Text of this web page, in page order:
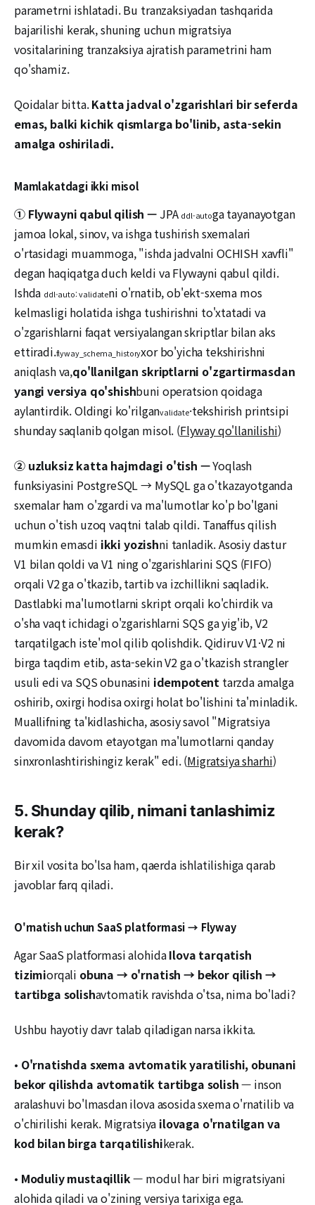
parametrni ishlatadi. Bu tranzaksiyadan tashqarida
bajarilishi kerak, shuning uchun migratsiya
vositalarining tranzaksiya ajratish parametrini ham
qo'shamiz.
Qoidalar bitta.Katta jadval o'zgarishlari bir seferda
emas, balki kichik qismlarga bo'linib, asta-sekin
amalga oshiriladi.
Mamlakatdagi ikki misol
① Flywayni qabul qilish — JPA ddl-autoga tayanayotgan
jamoa lokal, sinov, va ishga tushirish sxemalari
o'rtasidagi muammoga, "ishda jadvalni OCHISH xavfli"
degan haqiqatga duch keldi va Flywayni qabul qildi.
Ishda ddl-auto: validateni o'rnatib, ob'ekt-sxema mos
kelmasligi holatida ishga tushirishni to'xtatadi va
o'zgarishlarni faqat versiyalangan skriptlar bilan aks
ettiradi.flyway_schema_historyxor bo'yicha tekshirishni
aniqlash va,qo'llanilgan skriptlarni o'zgartirmasdan
yangi versiya qo'shishbuni operatsion qoidaga
aylantirdik. Oldingi ko'rilganvalidate·tekshirish printsipi
shunday saqlanib qolgan misol. (Flyway qo'llanilishi)
② uzluksiz katta hajmdagi o'tish —Yoqlash
funksiyasini PostgreSQL → MySQL ga o'tkazayotganda
sxemalar ham o'zgardi va ma'lumotlar ko'p bo'lgani
uchun o'tish uzoq vaqtni talab qildi. Tanaffus qilish
mumkin emasdi ikki yozishni tanladik. Asosiy dastur
V1 bilan qoldi va V1 ning o'zgarishlarini SQS (FIFO)
orqali V2 ga o'tkazib, tartib va izchillikni saqladik.
Dastlabki ma'lumotlarni skript orqali ko'chirdik va
o'sha vaqt ichidagi o'zgarishlarni SQS ga yig'ib, V2
tarqatilgach iste'mol qilib qolishdik. Qidiruv V1·V2 ni
birga taqdim etib, asta-sekin V2 ga o'tkazish strangler
usuli edi va SQS obunasini idempotent tarzda amalga
oshirib, oxirgi hodisa oxirgi holat bo'lishini ta'minladik.
Muallifning ta'kidlashicha, asosiy savol "Migratsiya
davomida davom etayotgan ma'lumotlarni qanday
sinxronlashtirishingiz kerak" edi. (Migratsiya sharhi)
5. Shunday qilib, nimani tanlashimiz
kerak?
Bir xil vosita bo'lsa ham, qaerda ishlatilishiga qarab
javoblar farq qiladi.
O'rnatish uchun SaaS platformasi → Flyway
Agar SaaS platformasi alohidaIlova tarqatish
tizimiorqali obuna → o'rnatish → bekor qilish →
tartibga solishavtomatik ravishda o'tsa, nima bo'ladi?
Ushbu hayotiy davr talab qiladigan narsa ikkita.
• O'rnatishda sxema avtomatik yaratilishi, obunani
bekor qilishda avtomatik tartibga solish— inson
aralashuvi bo'lmasdan ilova asosida sxema o'rnatilib va
o'chirilishi kerak. Migratsiya ilovaga o'rnatilgan va
kod bilan birga tarqatilishikerak.
• Moduliy mustaqillik— modul har biri migratsiyani
alohida qiladi va o'zining versiya tarixiga ega.